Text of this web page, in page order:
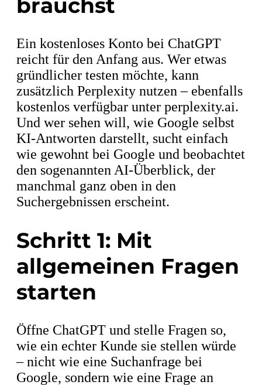
brauchst
Ein kostenloses Konto bei ChatGPT
reicht für den Anfang aus. Wer etwas
gründlicher testen möchte, kann
zusätzlich Perplexity nutzen – ebenfalls
kostenlos verfügbar unter perplexity.ai.
Und wer sehen will, wie Google selbst
KI-Antworten darstellt, sucht einfach
wie gewohnt bei Google und beobachtet
den sogenannten AI-Überblick, der
manchmal ganz oben in den
Suchergebnissen erscheint.
Schritt 1: Mit
allgemeinen Fragen
starten
Öffne ChatGPT und stelle Fragen so,
wie ein echter Kunde sie stellen würde
– nicht wie eine Suchanfrage bei
Google, sondern wie eine Frage an